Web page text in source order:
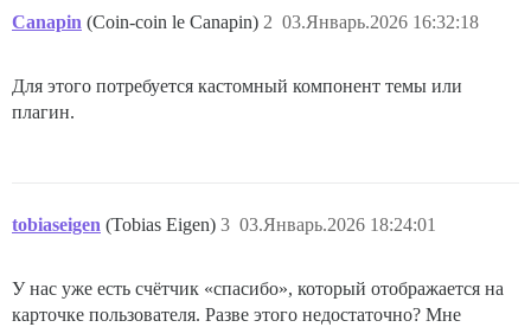
Canapin (Coin-coin le Canapin) 03.Январь.2026 16:32:18
2
Для этого потребуется кастомный компонент темы или
плагин.
tobiaseigen (Tobias Eigen) 03.Январь.2026 18:24:01
3
У нас уже есть счётчик «спасибо», который отображается на
карточке пользователя. Разве этого недостаточно? Мне